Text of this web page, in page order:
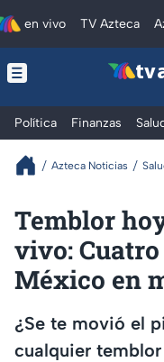
en vivo TV Azteca
tv
Política Finanzas
Azteca Noticias
Temblor
vivo:
México en
¿Se te movió el
cualquier